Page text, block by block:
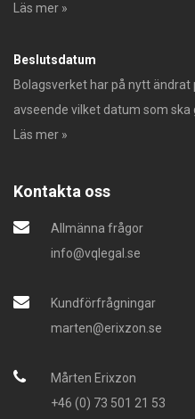
Läs mer »
Beslutsdatum
Bolagsverket har på nytt
avseende vilket datum som ska
Läs mer »
Kontakta oss
Allmänna frågor
info@vqlegal.se
Kundförfrågningar
marten@erixzon.se
Mårten Erixzon
+46 (0) 73 501 21 53